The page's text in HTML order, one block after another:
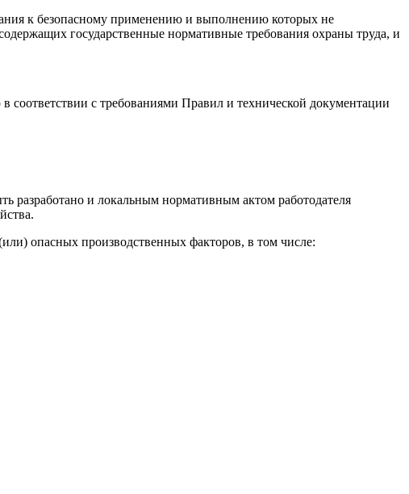
к безопасному применению и выполнению которых не
государственные нормативные требования охраны труда, и
с требованиями Правил и технической документации
разработано и локальным нормативным актом работодателя
опасных производственных факторов, в том числе: